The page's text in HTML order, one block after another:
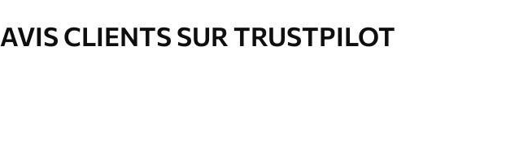
AVIS CLIENTS SUR TRUSTPILOT